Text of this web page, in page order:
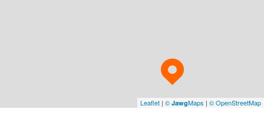
Leaflet | © JawgMaps | © OpenStreetMap